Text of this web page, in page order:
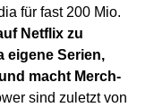
für fast 200 Mio.
Netflix zu
eigene Serien,
macht Merch-
sind zuletzt von